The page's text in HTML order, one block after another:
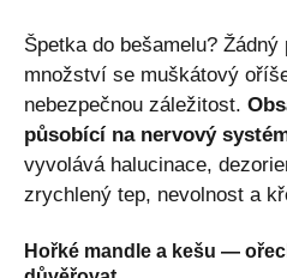
Špetka do bešamelu?
množství se muškátový
nebezpečnou záležitost.
působící na nervový
vyvolává halucinace,
zrychlený tep, nevolnost a
Hořké mandle a kešu —